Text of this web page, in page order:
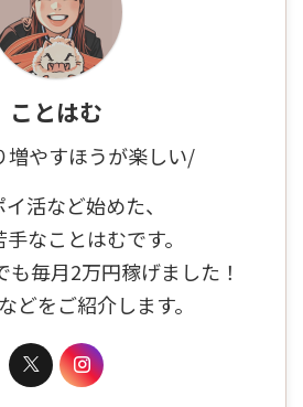
ことはむ
増やすほうが楽しい/
活など始めた、
なことはむです。
も毎月2万円稼げました！
どをご紹介します。